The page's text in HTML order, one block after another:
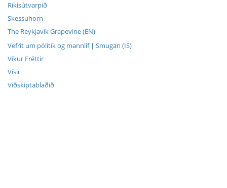
Ríkisútvarpið
Skessuhorn
The Reykjavík Grapevine (EN)
Vefrit um pólitík og mannlíf | Smugan (IS)
Víkur Fréttir
Vísir
Viðskiptablaðið